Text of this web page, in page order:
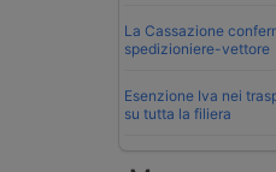
La Cassazione
spedizioniere-vettore
Esenzione Iva nei
su tutta la filiera